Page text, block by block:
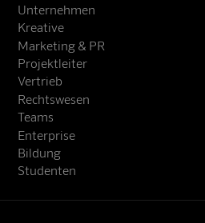
Unternehmen
Kreative
Marketing & PR
Projektleiter
Vertrieb
Rechtswesen
Teams
Enterprise
Bildung
Studenten